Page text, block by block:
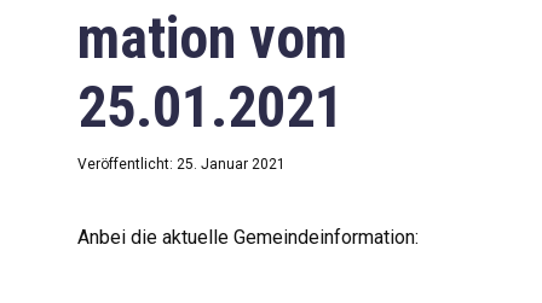
mation vom
25.01.2021
Veröffentlicht: 25. Januar 2021
Anbei die aktuelle Gemeindeinformation: